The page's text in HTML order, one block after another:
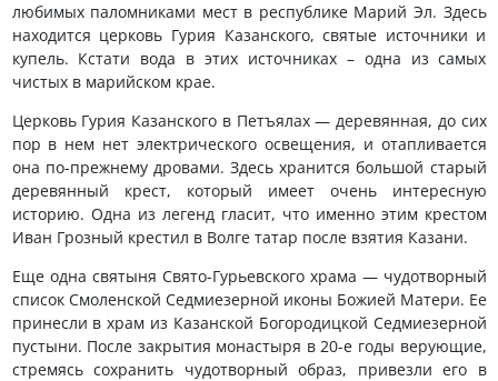
любимых паломниками мест в республике Марий Эл. Здесь
находится церковь Гурия Казанского, святые источники и
купель. Кстати вода в этих источниках – одна из самых
чистых в марийском крае.
Церковь Гурия Казанского в Петъялах — деревянная, до сих
пор в нем нет электрического освещения, и отапливается
она по-прежнему дровами. Здесь хранится большой старый
деревянный крест, который имеет очень интересную
историю. Одна из легенд гласит, что именно этим крестом
Иван Грозный крестил в Волге татар после взятия Казани.
Еще одна святыня Свято-Гурьевского храма — чудотворный
список Смоленской Седмиезерной иконы Божией Матери. Ее
принесли в храм из Казанской Богородицкой Седмиезерной
пустыни. После закрытия монастыря в 20-е годы верующие,
стремясь сохранить чудотворный образ, привезли его в